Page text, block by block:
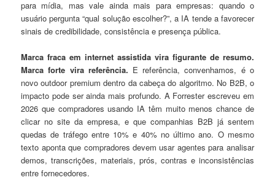
para mídia, mas vale ainda mais para empresas: quando o
usuário pergunta “qual solução escolher?”, a IA tende a favorecer
sinais de credibilidade, consistência e presença pública.
Marca fraca em internet assistida vira figurante de resumo.
Marca forte vira referência. E referência, convenhamos, é o
novo outdoor premium dentro da cabeça do algoritmo. No B2B, o
impacto pode ser ainda mais profundo. A Forrester escreveu em
2026 que compradores usando IA têm muito menos chance de
clicar no site da empresa, e que companhias B2B já sentem
quedas de tráfego entre 10% e 40% no último ano. O mesmo
texto aponta que compradores devem usar agentes para analisar
demos, transcrições, materiais, prós, contras e inconsistências
entre fornecedores.